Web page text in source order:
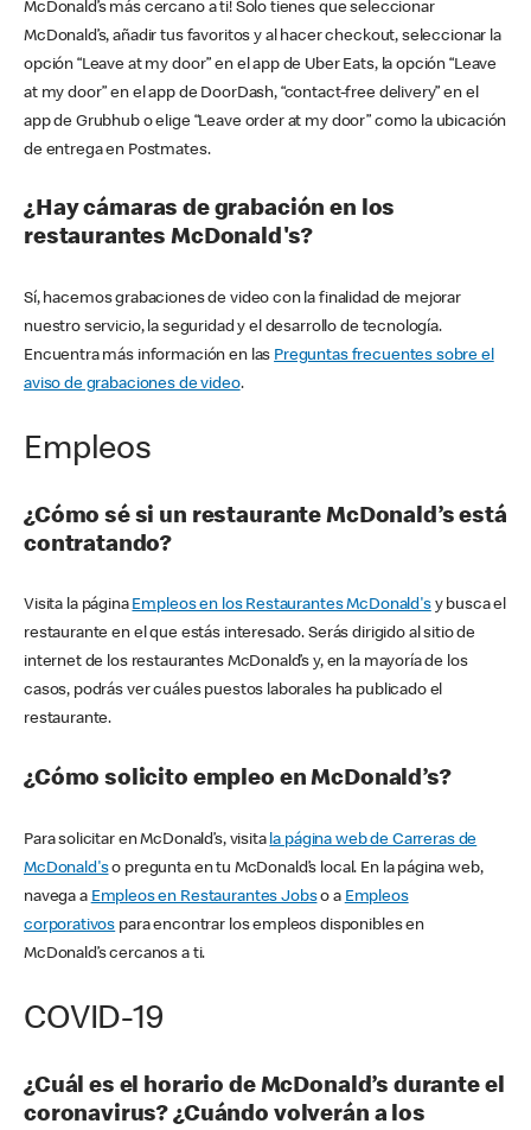
McDonald’s más cercano a ti! Solo tienes que seleccionar
McDonald’s, añadir tus favoritos y al hacer checkout, seleccionar la
opción “Leave at my door” en el app de Uber Eats, la opción “Leave
at my door” en el app de DoorDash, “contact-free delivery” en el
app de Grubhub o elige “Leave order at my door” como la ubicación
de entrega en Postmates.
¿Hay cámaras de grabación en los
restaurantes McDonald's?
Sí, hacemos grabaciones de video con la finalidad de mejorar
nuestro servicio, la seguridad y el desarrollo de tecnología.
Encuentra más información en las Preguntas frecuentes sobre el
aviso de grabaciones de video.
Empleos
¿Cómo sé si un restaurante McDonald’s está
contratando?
Visita la página Empleos en los Restaurantes McDonald'sy busca el
restaurante en el que estás interesado. Serás dirigido al sitio de
internet de los restaurantes McDonald’s y, en la mayoría de los
casos, podrás ver cuáles puestos laborales ha publicado el
restaurante.
¿Cómo solicito empleo en McDonald’s?
Para solicitar en McDonald’s, visita la página web de Carreras de
McDonald'so pregunta en tu McDonald’s local. En la página web,
navega a Empleos en Restaurantes Jobso a Empleos
corporativos para encontrar los empleos disponibles en
McDonald’s cercanos a ti.
COVID-19
¿Cuál es el horario de McDonald’s durante el
coronavirus? ¿Cuándo volverán a los